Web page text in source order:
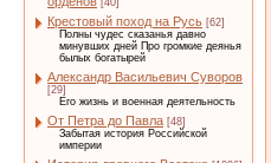
[40]
Крестовый поход на Русь [62]
Полны чудес сказанья давно
минувших дней Про громкие деянья
былых богатырей
Александр Васильевич Суворов
[29]
Его жизнь и военная деятельность
От Петра до Павла [48]
Забытая история Российской
империи